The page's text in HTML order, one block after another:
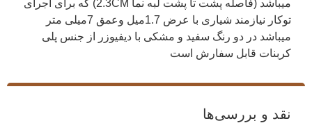
میباشد (فاصله پشت تا پشت لبه نما 2.3CM) که برای اجرای
توکار نیازمند شیاری با عرض 1.7میل وعمق 7میلی متر
میباشد در دو رنگ سفید و مشکی با دیفیوزر از جنس پلی
کربنات قابل سفارش است
نقد و بررسی‌ها